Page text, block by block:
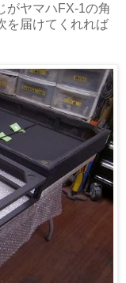
がヤマハFX-1の角
を届けてくれれば